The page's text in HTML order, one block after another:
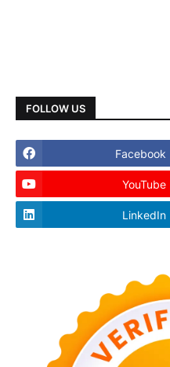
FOLLOW US
Facebook
YouTube
LinkedIn